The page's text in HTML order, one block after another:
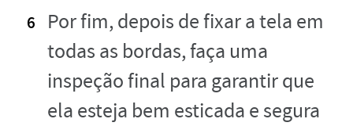
Por fim, depois de fixar a tela em
todas as bordas, faça uma
inspeção final para garantir que
ela esteja bem esticada e segura